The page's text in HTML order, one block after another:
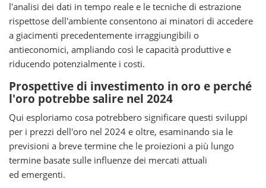
l'analisi dei dati in tempo reale e le tecniche di estrazione
rispettose dell'ambiente consentono ai minatori di accedere
a giacimenti precedentemente irraggiungibili o
antieconomici, ampliando così le capacità produttive e
riducendo potenzialmente i costi.
Prospettive di investimento in oro e perché
l'oro potrebbe salire nel 2024
Qui esploriamo cosa potrebbero significare questi sviluppi
per i prezzi dell'oro nel 2024 e oltre, esaminando sia le
previsioni a breve termine che le proiezioni a più lungo
termine basate sulle influenze dei mercati attuali
ed emergenti.